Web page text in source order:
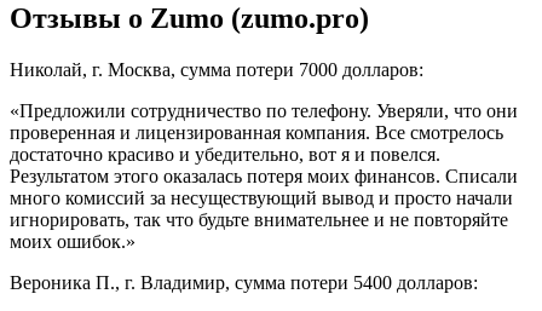
Отзывы о Zumo (zumo.pro)
Николай, г. Москва, сумма потери 7000 долларов:
«Предложили сотрудничество по телефону. Уверяли, что они
проверенная и лицензированная компания. Все смотрелось
достаточно красиво и убедительно, вот я и повелся.
Результатом этого оказалась потеря моих финансов. Списали
много комиссий за несуществующий вывод и просто начали
игнорировать, так что будьте внимательнее и не повторяйте
моих ошибок.»
Вероника П., г. Владимир, сумма потери 5400 долларов: